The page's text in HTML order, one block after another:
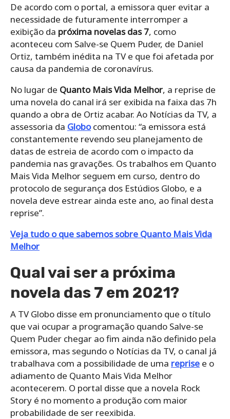
De acordo com o portal, a emissora quer evitar a
necessidade de futuramente interromper a
exibição da próxima novelas das 7, como
aconteceu com Salve-se Quem Puder, de Daniel
Ortiz, também inédita na TV e que foi afetada por
causa da pandemia de coronavírus.
No lugar de Quanto Mais Vida Melhor, a reprise de
uma novela do canal irá ser exibida na faixa das 7h
quando a obra de Ortiz acabar. Ao Notícias da TV, a
assessoria da Globocomentou: “a emissora está
constantemente revendo seu planejamento de
datas de estreia de acordo com o impacto da
pandemia nas gravações. Os trabalhos em Quanto
Mais Vida Melhor seguem em curso, dentro do
protocolo de segurança dos Estúdios Globo, e a
novela deve estrear ainda este ano, ao final desta
reprise”.
Veja tudo o que sabemos sobre Quanto Mais Vida
Melhor
Qual vai ser a próxima
novela das 7 em 2021?
A TV Globo disse em pronunciamento que o título
que vai ocupar a programação quando Salve-se
Quem Puder chegar ao fim ainda não definido pela
emissora, mas segundo o Notícias da TV, o canal já
trabalhava com a possibilidade de uma reprise e o
adiamento de Quanto Mais Vida Melhor
acontecerem. O portal disse que a novela Rock
Story é no momento a produção com maior
probabilidade de ser reexibida.